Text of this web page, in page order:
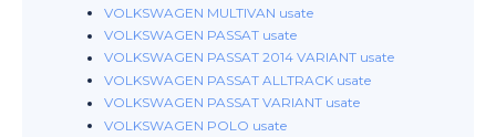
VOLKSWAGEN MULTIVAN usate
VOLKSWAGEN PASSAT usate
VOLKSWAGEN PASSAT 2014 VARIANT usate
VOLKSWAGEN PASSAT ALLTRACK usate
VOLKSWAGEN PASSAT VARIANT usate
VOLKSWAGEN POLO usate